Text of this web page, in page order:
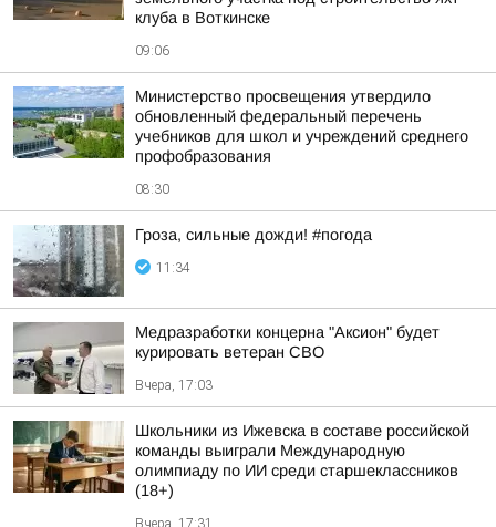
клуба в Воткинске
09:06
Министерство просвещения утвердило
обновленный федеральный перечень
учебников для школ и учреждений среднего
профобразования
08:30
Гроза, сильные дожди! #погода
11:34
Медразработки концерна "Аксион" будет
курировать ветеран СВО
Вчера, 17:03
Школьники из Ижевска в составе российской
команды выиграли Международную
олимпиаду по ИИ среди старшеклассников
(18+)
Вчера, 17:31